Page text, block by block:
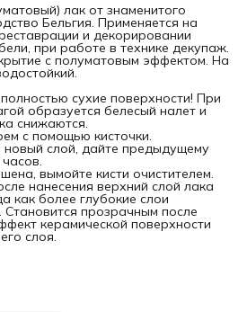
лак от знаменитого
Бельгия. Применяется на
и декорировании
при работе в технике декупаж.
с полуматовым эффектом. На
сухие поверхности! При
образуется белесый налет и
снижаются.
с помощью кисточки.
слой, дайте предыдущему
вымойте кисти очистителем.
нанесения верхний слой лака
как более глубокие слои
прозрачным после
керамической поверхности
слоя.